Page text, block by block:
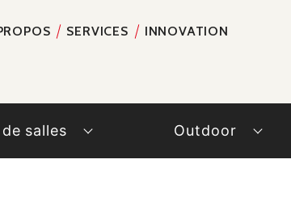
SERVICES INNOVATION
salles Outdoor